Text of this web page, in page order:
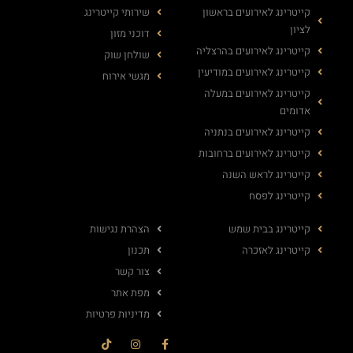
קייטרינג לאירועים בראשון
לציון
קייטרינג לאירועים בהרצליה
קייטרינג לאירועים במודיעין
קייטרינג לאירועים במעלה
אדומים
קייטרינג לאירועים בנתניה
קייטרינג לאירועים ברחובות
קייטרינג לראש השנה
קייטרינג לפסח
שירותי קייטרינג
דוכני מזון
שולחן שוק
מגשי אירוח
קייטרינג בבית שמש
קייטרינג לאזכרה
הצהרת נגישות
תכנון
צור קשר
מפת אתר
מדיניות פרטיות